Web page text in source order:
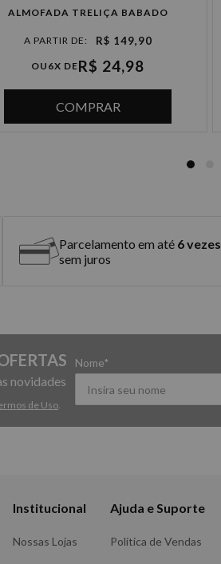
ALMOFADA TRELIÇA BABADO
R$ 149,90
OU 6X DER$ 24,98
COMPRAR
Parcelamento em até 6 vezes
sem juros
novidades
de Uso.
Nome*
Institucional
Nossas Lojas
Ajuda e Suporte
Política de Vendas